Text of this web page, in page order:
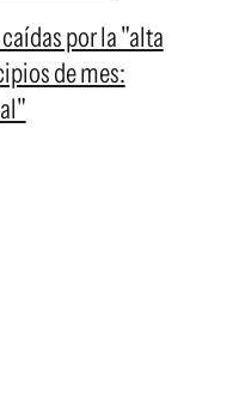
por la "alta
de mes: